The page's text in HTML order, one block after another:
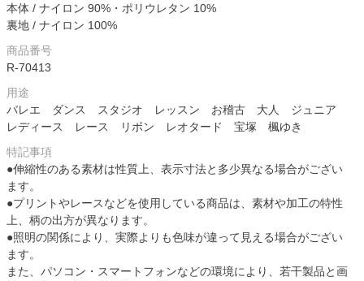
本体 / ナイロン 90%・ポリウレタン 10%
裏地 / ナイロン 100%
商品番号
R-70413
用途
バレエ ダンス スタジオ レッスン お稽古 大人 ジュニア
レディース レース リボン レオタード 宝塚 楓ゆき
特記事項
●伸縮性のある素材は性質上、表示寸法と多少異なる場合がござい
ます。
●プリントやレースなどを使用している商品は、素材や加工の特性
上、柄の出方が異なります。
●照明の関係により、実際よりも色味が違って見える場合がござい
ます。
また、パソコン・スマートフォンなどの環境により、若干製品と画